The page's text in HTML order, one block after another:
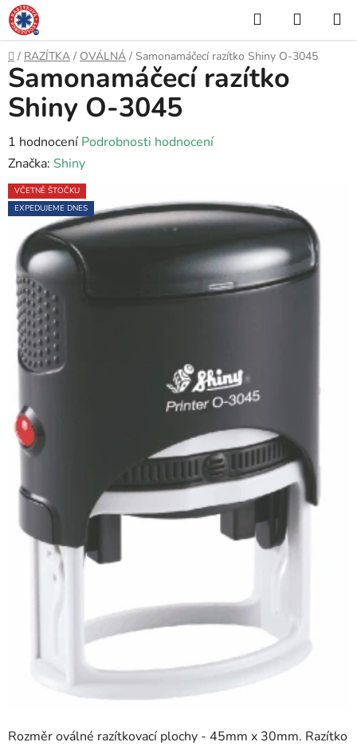
Přejít
na
obsah
Hledat
KOŠÍK
Domů
/ RAZÍTKA / OVÁLNÁ / Samonamáčecí razítko Shiny O-3045
Rozměr oválné razítkovací plochy - 45mm x 30mm. Razítko
Samonamáčecí razítko
Shiny O-3045
Průměrné
hodnocení
produktu
je
hvězdiček.
1 hodnocení Podrobnosti hodnocení
Značka: Shiny
VČETNĚ ŠTOČKU
EXPEDUJEME DNES